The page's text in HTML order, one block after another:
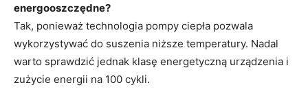
energooszczędne?
Tak, ponieważ technologia pompy ciepła pozwala
wykorzystywać do suszenia niższe temperatury. Nadal
warto sprawdzić jednak klasę energetyczną urządzenia i
zużycie energii na 100 cykli.